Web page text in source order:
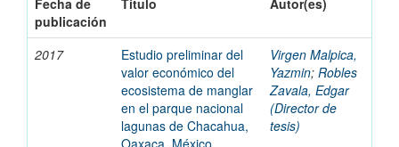
Fecha de
publicación
Título Autor(es)
2017
Estudio preliminar del
valor económico del
ecosistema de manglar
en el parque nacional
lagunas de Chacahua,
Oaxaca, México
Virgen Malpica,
Yazmin; Robles
Zavala, Edgar
(Director de
tesis)